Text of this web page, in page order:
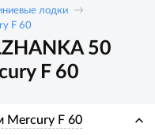
лодки
F 60
50
F 60
Mercury F 60